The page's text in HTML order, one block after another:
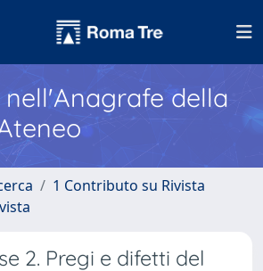
nell'Anagrafe della
1 Contributo su Rivista
2. Pregi e difetti del